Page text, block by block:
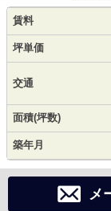
賃料
坪単価
交通
面積(坪数)
築年月
メ